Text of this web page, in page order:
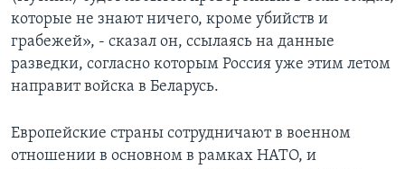
которые не знают ничего, кроме убийств и
грабежей», - сказал он, ссылаясь на данные
разведки, согласно которым Россия уже этим летом
направит войска в Беларусь.
Европейские страны сотрудничают в военном
отношении в основном в рамках НАТО, и